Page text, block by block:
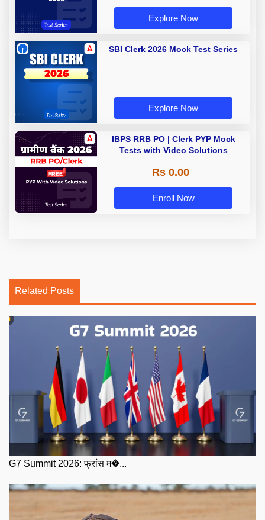
Explore Now
SBI Clerk 2026 Mock Test Series
Explore Now
IBPS RRB PO | Clerk PYP Mock
Tests with Video Solutions
Rs 0.00
Enroll Now
Related Posts
G7 Summit 2026: फ्रांस म�...